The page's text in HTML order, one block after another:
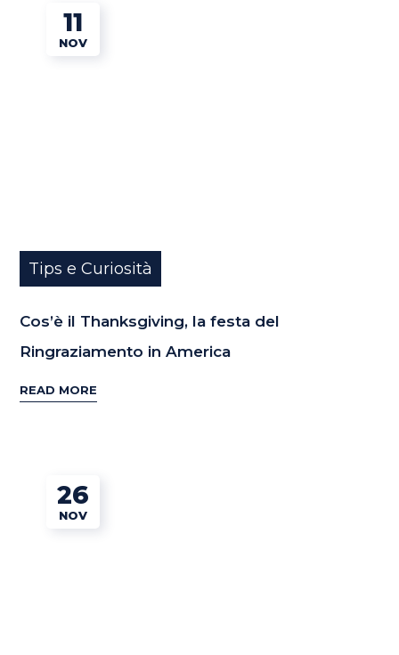
11
NOV
Tips e Curiosità
Cos’è il Thanksgiving, la festa del
Ringraziamento in America
READ MORE
26
NOV